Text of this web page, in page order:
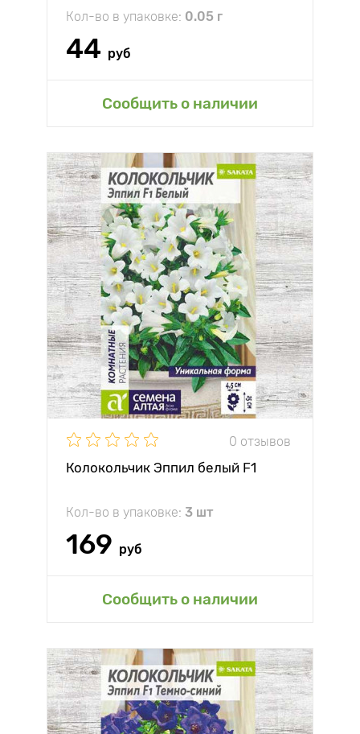
Кол-во в упаковке: 0.05 г
44 руб
Сообщить о наличии
0 отзывов
Колокольчик Эппил белый F1
Кол-во в упаковке: 3 шт
169 руб
Сообщить о наличии